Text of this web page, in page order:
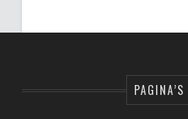
PAGINA’S